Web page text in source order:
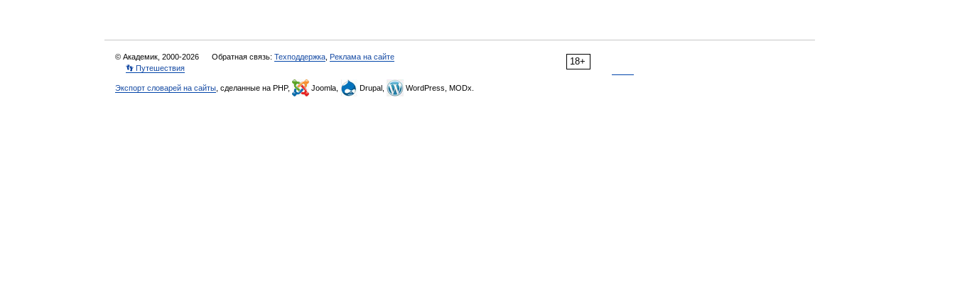
18+
© Академик, 2000-2026 Обратная связь: Техподдержка Реклама на сайте
👣 Путешествия
Экспорт словарей на сайты , сделанные на PHP, Joomla, Drupal, WordPress, MODx.